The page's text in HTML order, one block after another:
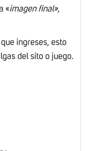
«imagen final»,
ingreses, esto
del sito o juego.